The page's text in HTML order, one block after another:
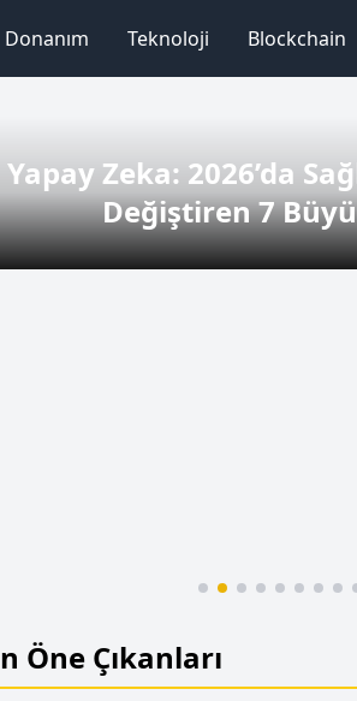
Donanım Teknoloji Blockchain
Yapay Zeka: 2026’da
Değiştiren 7
Öne Çıkanları